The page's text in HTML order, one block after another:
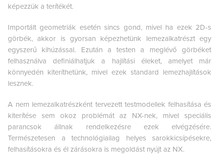
képezzük a terítékét.
Importált geometriák esetén sincs gond, mivel ha ezek 2D-s
görbék, akkor is gyorsan képezhetünk lemezalkatrészt egy
egyszerű kihúzással. Ezután a testen a meglévő görbéket
felhasználva definiálhatjuk a hajlítási éleket, amelyet már
könnyedén kiteríthetünk, mivel ezek standard lemezhajlítások
lesznek.
A nem lemezalkatrészként tervezett testmodellek felhasítása és
kiterítése sem okoz problémát az NX-nek, mivel speciális
parancsok állnak rendelkezésre ezek elvégzésére.
Természetesen a technológiailag helyes sarokkicsípésekre,
felhasításokra és él zárásokra is megoldást nyújt az NX.